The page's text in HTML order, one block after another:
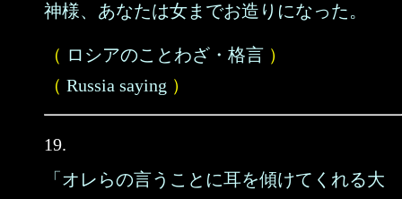
神様、あなたは女までお造りになった。
（ ロシアのことわざ・格言 ）
（ Russia saying ）
19.
「オレらの言うことに耳を傾けてくれる大